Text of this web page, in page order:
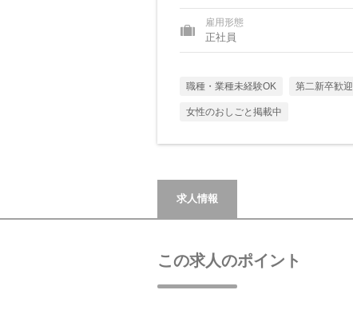
雇用形態
正社員
職種・業種未経験OK 第二新卒歓迎
女性のおしごと掲載中
求人情報
この求人のポイント